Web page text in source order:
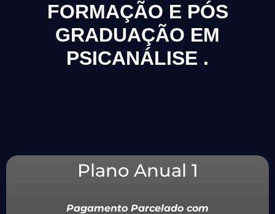
FORMAÇÃO E PÓS
GRADUAÇÃO EM
PSICANÁLISE .
Plano Anual 1
Pagamento Parcelado com